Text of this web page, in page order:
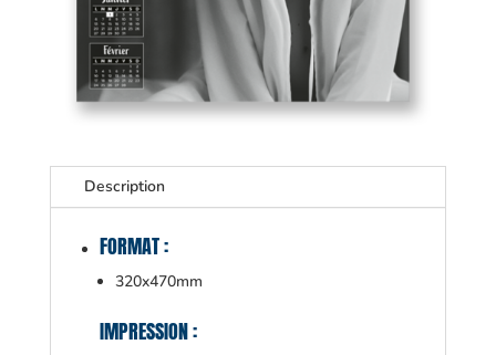
Description
FORMAT :
320x470mm
IMPRESSION :